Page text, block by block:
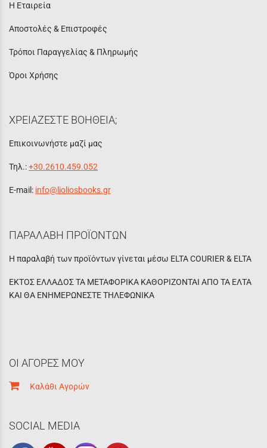
Η Εταιρεία
Αποστολές & Επιστροφές
Τρόποι Παραγγελίας & Πληρωμής
Όροι Χρήσης
ΧΡΕΙΑΖΕΣΤΕ ΒΟΗΘΕΙΑ;
Επικοινωνήστε μαζί μας
Τηλ.:+30.2610.459.052
E-mail: info@lioliosbooks.gr
ΠΑΡΑΛΑΒΗ ΠΡΟΪΟΝΤΩΝ
Η παραλαβή των προϊόντων γίνεται μέσω ELTA COURIER & ELTA
ΕΚΤΟΣ ΕΛΛΑΔΟΣ ΤΑ ΜΕΤΑΦΟΡΙΚΑ ΚΑΘΟΡΙΖΟΝΤΑΙ ΑΠΟ ΤΑ ΕΛΤΑ
ΚΑΙ ΘΑ ΕΝΗΜΕΡΩΝΕΣΤΕ ΤΗΛΕΦΩΝΙΚΑ
ΟΙ ΑΓΟΡΕΣ ΜΟΥ
Καλάθι Αγορών
SOCIAL MEDIA